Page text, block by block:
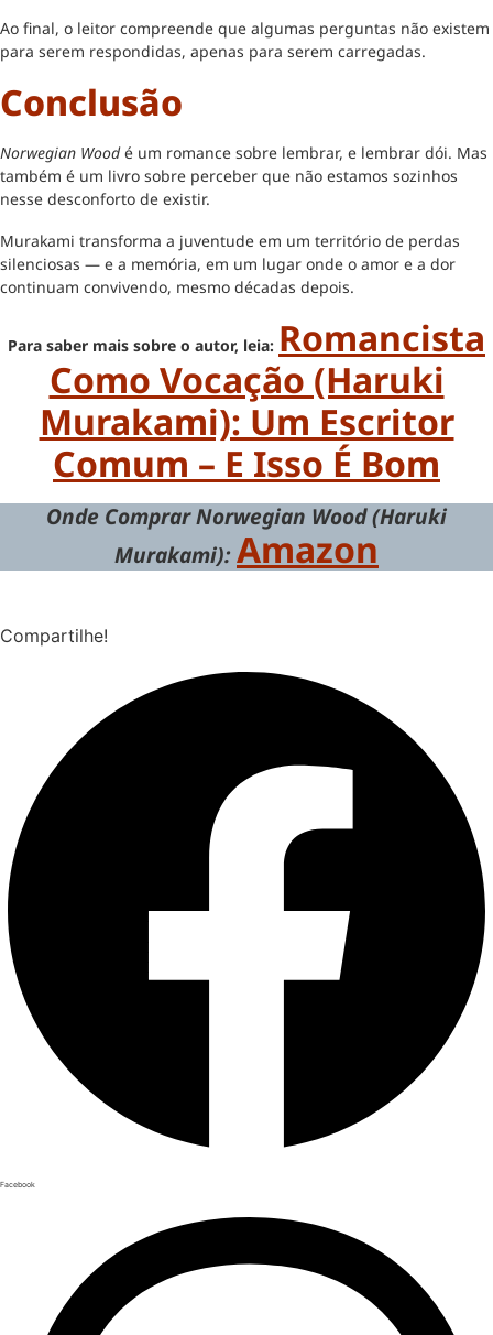
Ao final, o leitor compreende que algumas perguntas não existem
para serem respondidas, apenas para serem carregadas.
Conclusão
Norwegian Woodé um romance sobre lembrar, e lembrar dói. Mas
também é um livro sobre perceber que não estamos sozinhos
nesse desconforto de existir.
Murakami transforma a juventude em um território de perdas
silenciosas — e a memória, em um lugar onde o amor e a dor
continuam convivendo, mesmo décadas depois.
Para saber mais sobre o autor, leia: Romancista
Como Vocação (Haruki
Murakami): Um Escritor
Comum – E Isso É Bom
Onde Comprar Norwegian Wood (Haruki
Murakami):Amazon
Compartilhe!
Facebook